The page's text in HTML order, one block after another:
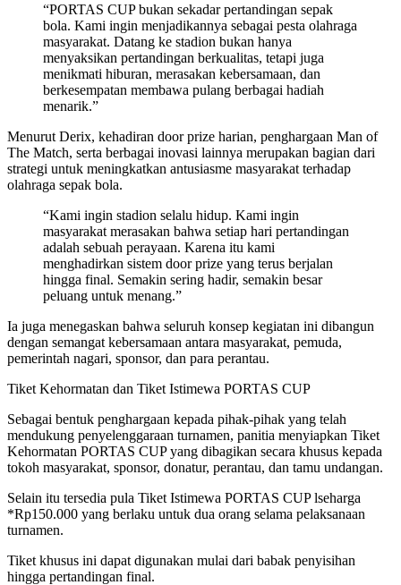
“PORTAS CUP bukan sekadar pertandingan sepak
bola. Kami ingin menjadikannya sebagai pesta olahraga
masyarakat. Datang ke stadion bukan hanya
menyaksikan pertandingan berkualitas, tetapi juga
menikmati hiburan, merasakan kebersamaan, dan
berkesempatan membawa pulang berbagai hadiah
menarik.”
Menurut Derix, kehadiran door prize harian, penghargaan Man of
The Match, serta berbagai inovasi lainnya merupakan bagian dari
strategi untuk meningkatkan antusiasme masyarakat terhadap
olahraga sepak bola.
“Kami ingin stadion selalu hidup. Kami ingin
masyarakat merasakan bahwa setiap hari pertandingan
adalah sebuah perayaan. Karena itu kami
menghadirkan sistem door prize yang terus berjalan
hingga final. Semakin sering hadir, semakin besar
peluang untuk menang.”
Ia juga menegaskan bahwa seluruh konsep kegiatan ini dibangun
dengan semangat kebersamaan antara masyarakat, pemuda,
pemerintah nagari, sponsor, dan para perantau.
Tiket Kehormatan dan Tiket Istimewa PORTAS CUP
Sebagai bentuk penghargaan kepada pihak-pihak yang telah
mendukung penyelenggaraan turnamen, panitia menyiapkan Tiket
Kehormatan PORTAS CUP yang dibagikan secara khusus kepada
tokoh masyarakat, sponsor, donatur, perantau, dan tamu undangan.
Selain itu tersedia pula Tiket Istimewa PORTAS CUP lseharga
*Rp150.000 yang berlaku untuk dua orang selama pelaksanaan
turnamen.
Tiket khusus ini dapat digunakan mulai dari babak penyisihan
hingga pertandingan final.